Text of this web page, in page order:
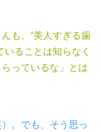
も、“美人すぎる歯
ることは知らなく
っているな」とは
。でも、そう思っ